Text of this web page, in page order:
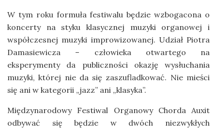
W tym roku formuła festiwalu będzie wzbogacona o
koncerty na styku klasycznej muzyki organowej i
współczesnej muzyki improwizowanej. Udział Piotra
Damasiewicza – człowieka otwartego na
eksperymenty da publiczności okazję wysłuchania
muzyki, której nie da się zaszufladkować. Nie mieści
się ani w kategorii „jazz” ani „klasyka”.
Międzynarodowy Festiwal Organowy Chorda Auxit
odbywać się będzie w dwóch niezwykłych